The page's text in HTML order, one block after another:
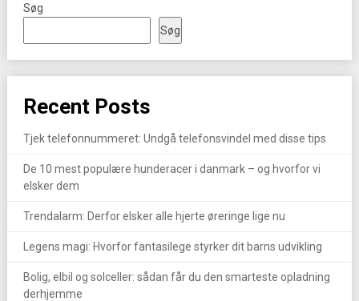
Søg
Søg
Recent Posts
Tjek telefonnummeret: Undgå telefonsvindel med disse tips
De 10 mest populære hunderacer i danmark – og hvorfor vi
elsker dem
Trendalarm: Derfor elsker alle hjerte øreringe lige nu
Legens magi: Hvorfor fantasilege styrker dit barns udvikling
Bolig, elbil og solceller: sådan får du den smarteste opladning
derhjemme